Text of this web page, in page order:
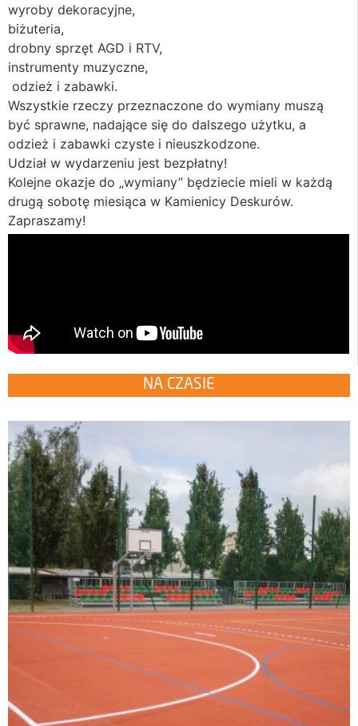
wyroby dekoracyjne,
biżuteria,
drobny sprzęt AGD i RTV,
instrumenty muzyczne,
odzież i zabawki.
Wszystkie rzeczy przeznaczone do wymiany muszą
być sprawne, nadające się do dalszego użytku, a
odzież i zabawki czyste i nieuszkodzone.
Udział w wydarzeniu jest bezpłatny!
Kolejne okazje do „wymiany” będziecie mieli w każdą
drugą sobotę miesiąca w Kamienicy Deskurów.
Zapraszamy!
NA CZASIE